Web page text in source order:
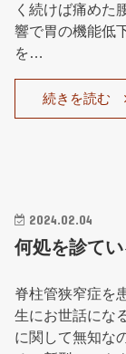
く続けば痛めた
響で胃の機能低
を…
続きを読む
2024.02.04
何処を診て
脊柱管狭窄症を
生にお世話にな
に関して無知な